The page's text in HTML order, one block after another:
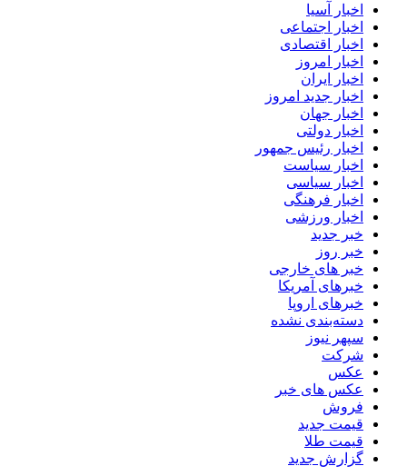
اخبار آسیا
اخبار اجتماعی
اخبار اقتصادی
اخبار امروز
اخبار ایران
اخبار جدید امروز
اخبار جهان
اخبار دولتی
اخبار رئیس جمهور
اخبار سیاست
اخبار سیاسی
اخبار فرهنگی
اخبار ورزشی
خبر جدید
خبر روز
خبر های خارجی
خبرهای آمریکا
خبرهای اروپا
دسته‌بندی نشده
سپهر نیوز
شرکت
عکس
عکس های خبر
فروش
قیمت جدید
قیمت طلا
گزارش جدید